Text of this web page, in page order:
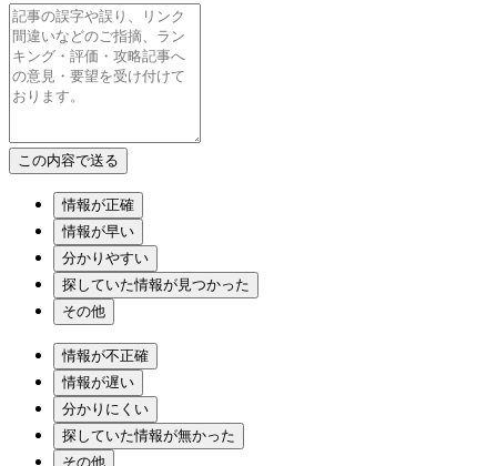
情報が正確
情報が早い
分かりやすい
探していた情報が見つかった
その他
情報が不正確
情報が遅い
分かりにくい
探していた情報が無かった
その他